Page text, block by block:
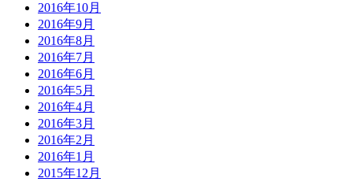
2016年10月
2016年9月
2016年8月
2016年7月
2016年6月
2016年5月
2016年4月
2016年3月
2016年2月
2016年1月
2015年12月